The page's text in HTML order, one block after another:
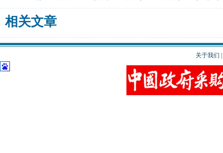
相关文章
关于我们